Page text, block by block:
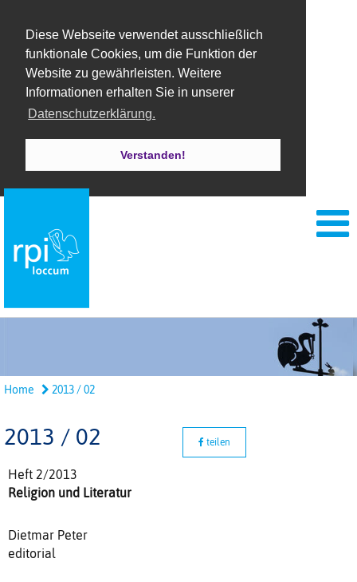
Diese Webseite verwendet ausschließlich
funktionale Cookies, um die Funktion der
Website zu gewährleisten. Weitere
Informationen erhalten Sie in unserer
Datenschutzerklärung.
Verstanden!
Home 2013 / 02
2013 / 02 teilen
Heft 2/2013
Religion und Literatur
Dietmar Peter
editorial